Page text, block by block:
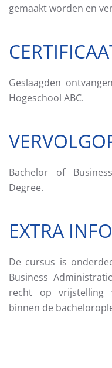
gemaakt worden en
Geslaagden
Hogeschool ABC.
Bachelor of
Degree.
EXTRA
De cursus is
Business
recht op vrijstelling
binnen de